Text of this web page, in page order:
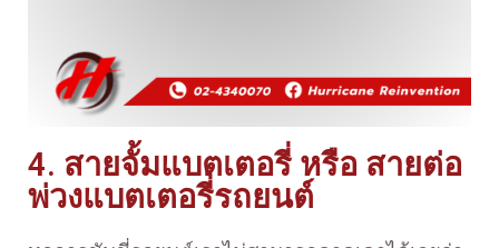
4. สายจั้มแบตเตอรี่ หรือ สายต่อ
พ่วงแบตเตอรี่รถยนต์